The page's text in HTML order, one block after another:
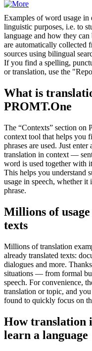
Examples of word usage
linguistic purposes, i.e. to
language and how they
are automatically collected
sources using bilingual
If you find a spelling,
or translation, use the
What is
PROMT.One
The “Contexts” section on
context tool that helps you
phrases are used. Just
translation in context —
word is used together with
This helps you understand
usage in speech, whether it
phrase.
Millions of
texts
Millions of translation
already translated texts:
dialogues and more.
situations — from formal
speech. For convenience,
translation or topic, and
found to quickly focus on
How translation
learn a language